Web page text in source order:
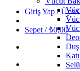
Giriş Yap / Üye
Sepet /₺0,00